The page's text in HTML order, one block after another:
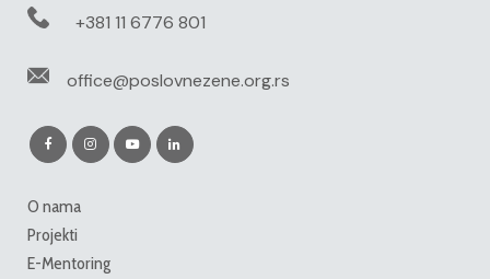
+381 11 6776 801
office@poslovnezene.org.rs
O nama
Projekti
E-Mentoring